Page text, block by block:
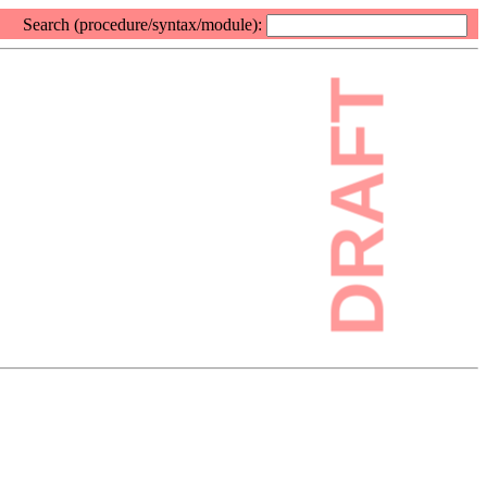
Search (procedure/syntax/module):
DRAFT